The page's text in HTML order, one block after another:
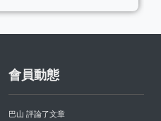
會員動態
巴山 評論了文章